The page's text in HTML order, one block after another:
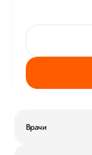
Врачи